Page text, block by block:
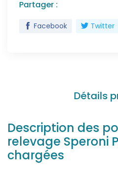
Partager :
Facebook Twitter
Détails
Description des
relevage Speroni
chargées